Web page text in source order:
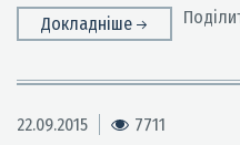
Докладніше
22.09.2015
7711